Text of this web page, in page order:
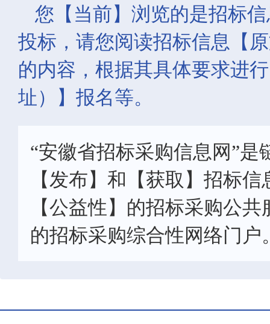
您【当前】浏览的是招标
投标，请您阅读招标信息【
的内容，根据其具体要求进
址）】报名等。
“安徽省招标采购信息网”
【发布】和【获取】招标
【公益性】的招标采购公
的招标采购综合性网络门户